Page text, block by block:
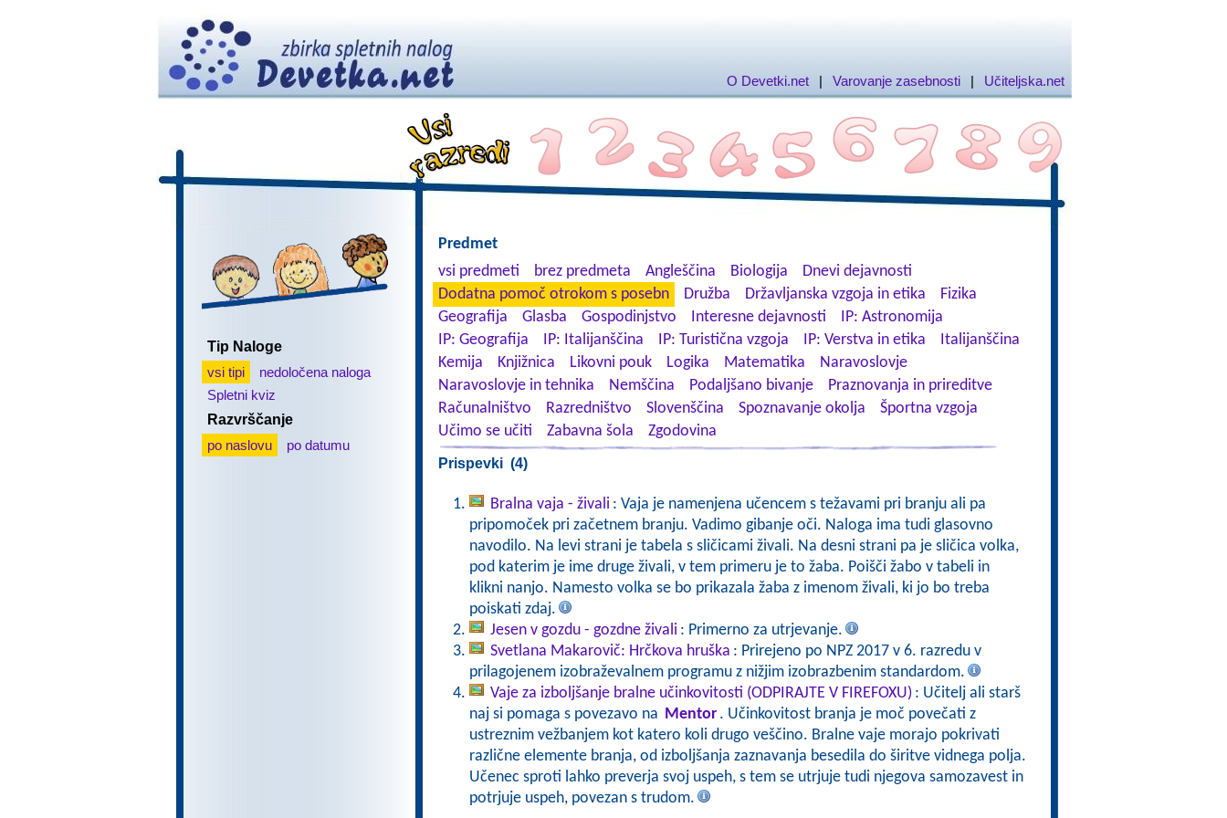
O Devetki.net | Varovanje zasebnosti | Učiteljska.net
Tip Naloge
vsi tipi
nedoločena naloga
Spletni kviz
Razvrščanje
po naslovu
po datumu
Predmet
vsi predmeti
brez predmeta Angleščina Biologija
Dnevi dejavnosti
Dodatna pomoč otrokom s posebn
Družba Državljanska vzgoja in etika
Fizika
Geografija
Glasba Gospodinjstvo Interesne dejavnosti
IP: Astronomija
IP: Geografija
IP: Italijanščina IP: Turistična vzgoja IP: Verstva in etika
Italijanščina
Kemija
Knjižnica Likovni pouk Logika Matematika
Naravoslovje
Naravoslovje in tehnika
Nemščina Podaljšano bivanje
Praznovanja in prireditve
Računalništvo
Razredništvo Slovenščina Spoznavanje okolja
Športna vzgoja
Učimo se učiti
Zabavna šola Zgodovina
Prispevki (4)
Bralna vaja - živali : Vaja je namenjena učencem s težavami pri branju ali pa
pripomoček pri začetnem branju. Vadimo gibanje oči. Naloga ima tudi glasovno
navodilo. Na levi strani je tabela s sličicami živali. Na desni strani pa je sličica volka,
pod katerim je ime druge živali, v tem primeru je to žaba. Poišči žabo v tabeli in
klikni nanjo. Namesto volka se bo prikazala žaba z imenom živali, ki jo bo treba
poiskati zdaj.
Jesen v gozdu - gozdne živali : Primerno za utrjevanje.
Svetlana Makarovič: Hrčkova hruška : Prirejeno po NPZ 2017 v 6. razredu v
prilagojenem izobraževalnem programu z nižjim izobrazbenim standardom.
Vaje za izboljšanje bralne učinkovitosti (ODPIRAJTE V FIREFOXU) : Učitelj ali starš
naj si pomaga s povezavo na Mentor . Učinkovitost branja je moč povečati z
ustreznim vežbanjem kot katero koli drugo veščino. Bralne vaje morajo pokrivati
različne elemente branja, od izboljšanja zaznavanja besedila do širitve vidnega polja.
Učenec sproti lahko preverja svoj uspeh, s tem se utrjuje tudi njegova samozavest in
potrjuje uspeh, povezan s trudom.